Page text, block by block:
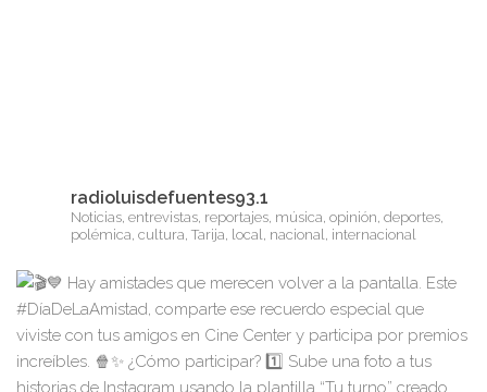
radioluisdefuentes93.1
Noticias, entrevistas, reportajes, música, opinión, deportes,
polémica, cultura, Tarija, local, nacional, internacional